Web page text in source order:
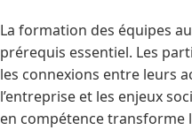
La formation des équipes
prérequis essentiel. Les
les connexions entre leurs
l’entreprise et les enjeux
en compétence transforme